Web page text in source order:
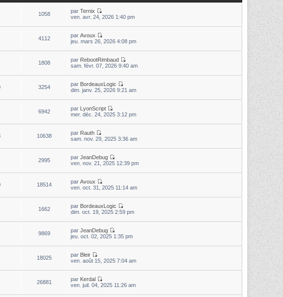
1058 parTernix
ven. avr. 24, 2026 1:40 pm
4112 parAvoux
jeu. mars 26, 2026 4:08 pm
1808 par RebootRimbaud
sam. févr. 07, 2026 9:40 am
3254 par BordeauxLogic
dim. janv. 25, 2026 9:21 am
6942 par LyonScript
mer. déc. 24, 2025 3:12 pm
10638 par Rauth
sam. nov. 29, 2025 3:36 am
2995 parJeanDebug
ven. nov. 21, 2025 12:39 pm
18514 parAvoux
ven. oct. 31, 2025 11:14 am
1662 par BordeauxLogic
dim. oct. 19, 2025 2:59 pm
9869 parJeanDebug
jeu. oct. 02, 2025 1:35 pm
18025 par Bleir
ven. août 15, 2025 7:04 am
26881 par Kerdal
ven. juil. 04, 2025 11:26 am